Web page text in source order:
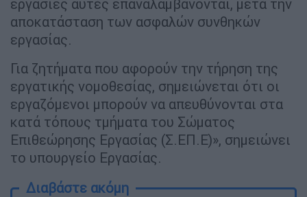
εργασίες αυτές επαναλαμβάνονται, μετά την
αποκατάσταση των ασφαλών συνθηκών
εργασίας.
Για ζητήματα που αφορούν την τήρηση της
εργατικής νομοθεσίας, σημειώνεται ότι οι
εργαζόμενοι μπορούν να απευθύνονται στα
κατά τόπους τμήματα του Σώματος
Επιθεώρησης Εργασίας (Σ.ΕΠ.Ε)», σημειώνει
το υπουργείο Εργασίας.
Διαβάστε ακόμη